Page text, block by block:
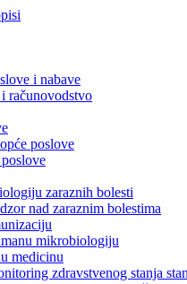
i nabave
računovodstvo
poslove
zaraznih bolesti
nad zaraznim bolestima
mikrobiologiju
medicinu
zdravstvenog stanja